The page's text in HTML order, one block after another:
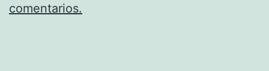
comentarios.